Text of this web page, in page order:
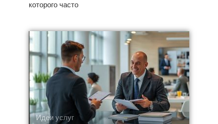
которого часто
Идеи услуг